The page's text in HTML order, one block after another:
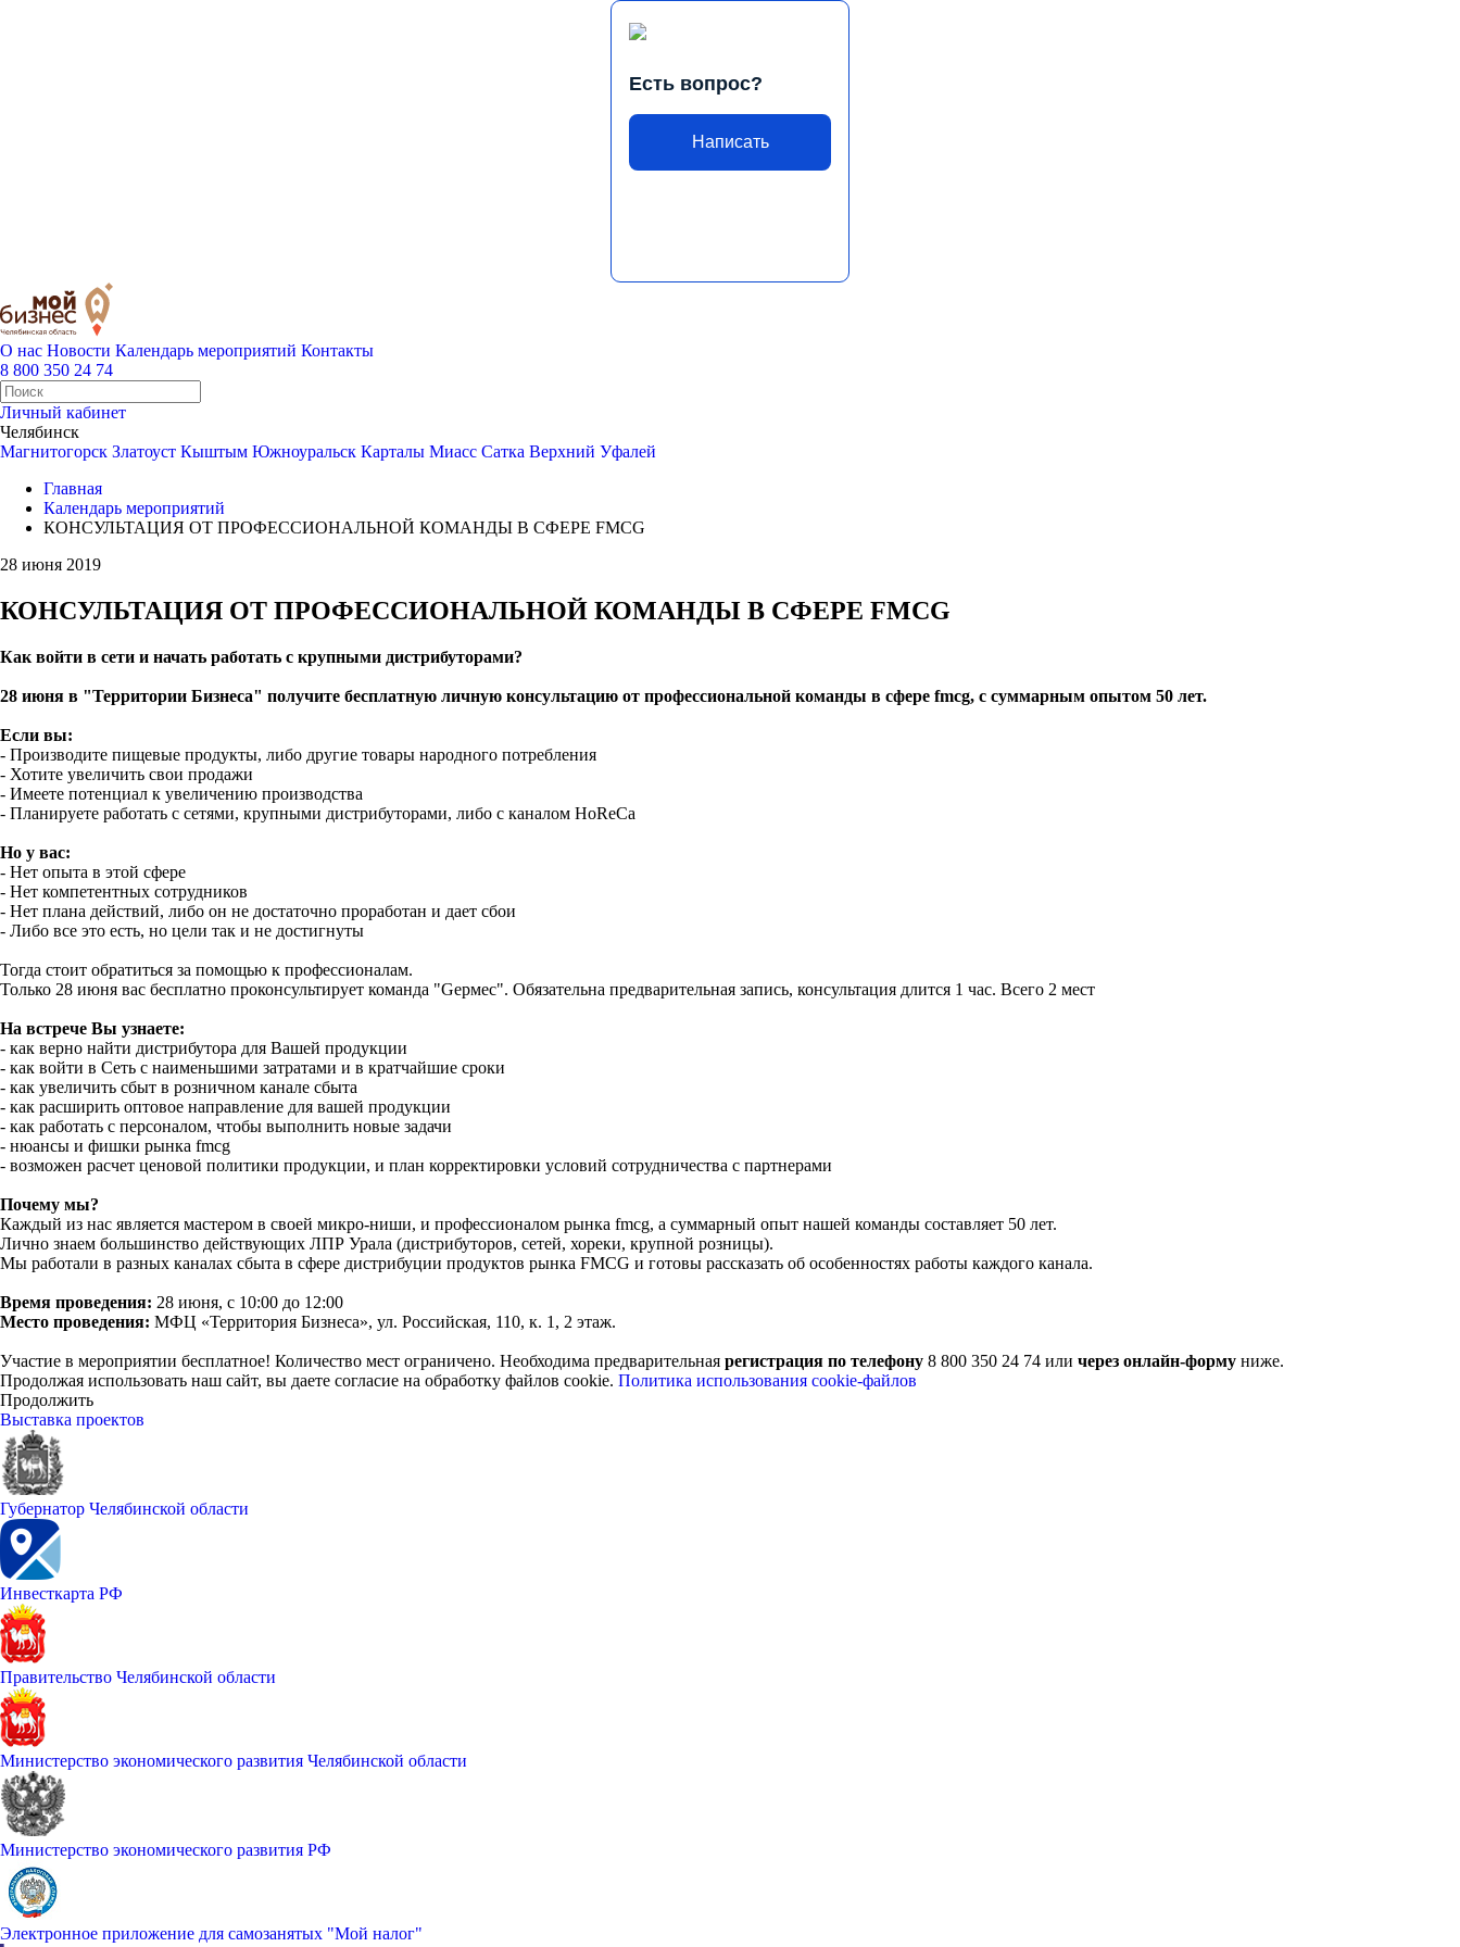
Есть вопрос?
Написать
О нас Новости Календарь мероприятий Контакты
8 800 350 24 74
Личный кабинет
Челябинск
Магнитогорск Златоуст Кыштым Южноуральск Карталы Миасс Сатка Верхний Уфалей
Главная
Календарь мероприятий
КОНСУЛЬТАЦИЯ ОТ ПРОФЕССИОНАЛЬНОЙ КОМАНДЫ В СФЕРЕ FMCG
28 июня 2019
КОНСУЛЬТАЦИЯ ОТ ПРОФЕССИОНАЛЬНОЙ КОМАНДЫ В СФЕРЕ FMCG
Как войти в сети и начать работать с крупными дистрибуторами?
28 июня в "Территории Бизнеса" получите бесплатную личную консультацию от профессиональной команды в сфере fmcg, с суммарным опытом 50 лет.
Если вы:
- Производите пищевые продукты, либо другие товары народного потребления
- Хотите увеличить свои продажи
- Имеете потенциал к увеличению производства
- Планируете работать с сетями, крупными дистрибуторами, либо с каналом HoReCa
Но у вас:
- Нет опыта в этой сфере
- Нет компетентных сотрудников
- Нет плана действий, либо он не достаточно проработан и дает сбои
- Либо все это есть, но цели так и не достигнуты
Тогда стоит обратиться за помощью к профессионалам.
Только 28 июня вас бесплатно проконсультирует команда "Gермес". Обязательна предварительная запись, консультация длится 1 час. Всего 2 мест
На встрече Вы узнаете:
- как верно найти дистрибутора для Вашей продукции
- как войти в Сеть с наименьшими затратами и в кратчайшие сроки
- как увеличить сбыт в розничном канале сбыта
- как расширить оптовое направление для вашей продукции
- как работать с персоналом, чтобы выполнить новые задачи
- нюансы и фишки рынка fmcg
- возможен расчет ценовой политики продукции, и план корректировки условий сотрудничества с партнерами
Почему мы?
Каждый из нас является мастером в своей микро-ниши, и профессионалом рынка fmcg, а суммарный опыт нашей команды составляет 50 лет.
Лично знаем большинство действующих ЛПР Урала (дистрибуторов, сетей, хореки, крупной розницы).
Мы работали в разных каналах сбыта в сфере дистрибуции продуктов рынка FMCG и готовы рассказать об особенностях работы каждого канала.
Время проведения: 28 июня, с 10:00 до 12:00
Место проведения: МФЦ «Территория Бизнеса», ул. Российская, 110, к. 1, 2 этаж.
Участие в мероприятии бесплатное! Количество мест ограничено. Необходима предварительная регистрация по телефону 8 800 350 24 74 или через онлайн-форму ниже.
Продолжая использовать наш сайт, вы даете согласие на обработку файлов cookie. Политика использования cookie-файлов
Продолжить
Выставка проектов
Губернатор Челябинской области
Инвесткарта РФ
Правительство Челябинской области
Министерство экономического развития Челябинской области
Министерство экономического развития РФ
Электронное приложение для самозанятых "Мой налог"